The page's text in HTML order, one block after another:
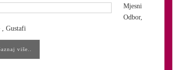
Mjesni
Odbor,
, Gustafi
više..